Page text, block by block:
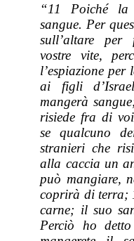
“11 Poiché
sangue. Per
sull’altare per
vostre vite,
l’espiazione
ai figli
mangerà
risiede fra di
se qualcuno
stranieri che
alla caccia un
può mangiare,
coprirà di terra;
carne; il suo
Perciò ho